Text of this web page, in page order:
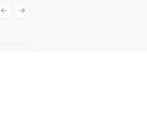
Previous slide
Next slide